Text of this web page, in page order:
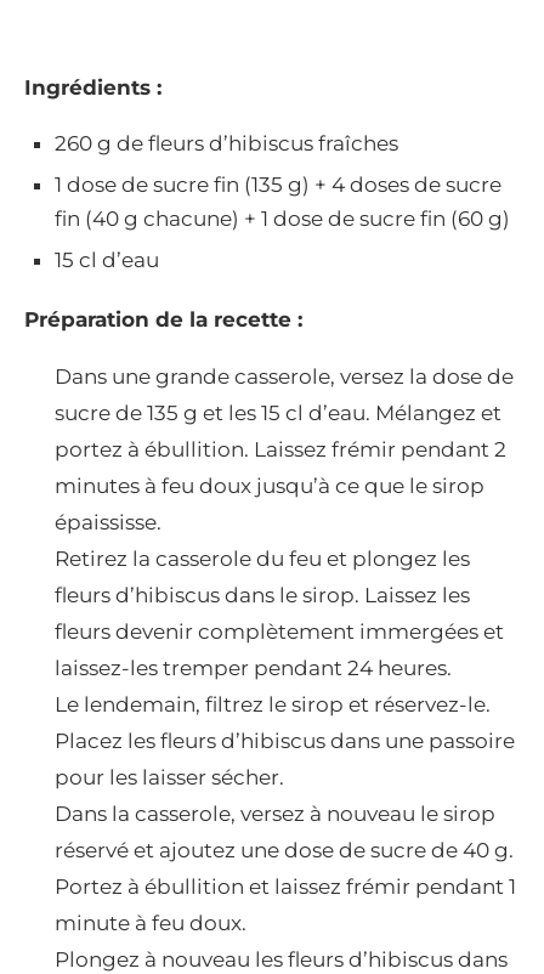
Ingrédients :
260 g de fleurs d’hibiscus fraîches
1 dose de sucre fin (135 g) + 4 doses de sucre
fin (40 g chacune) + 1 dose de sucre fin (60 g)
15 cl d’eau
Préparation de la recette :
Dans une grande casserole, versez la dose de
sucre de 135 g et les 15 cl d’eau. Mélangez et
portez à ébullition. Laissez frémir pendant 2
minutes à feu doux jusqu’à ce que le sirop
épaississe.
Retirez la casserole du feu et plongez les
fleurs d’hibiscus dans le sirop. Laissez les
fleurs devenir complètement immergées et
laissez-les tremper pendant 24 heures.
Le lendemain, filtrez le sirop et réservez-le.
Placez les fleurs d’hibiscus dans une passoire
pour les laisser sécher.
Dans la casserole, versez à nouveau le sirop
réservé et ajoutez une dose de sucre de 40 g.
Portez à ébullition et laissez frémir pendant 1
minute à feu doux.
Plongez à nouveau les fleurs d’hibiscus dans